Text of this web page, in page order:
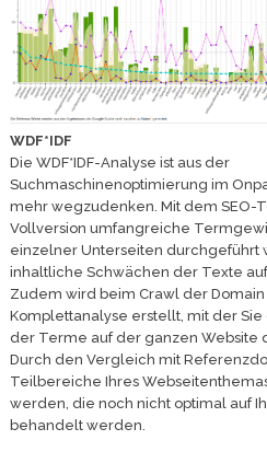
WDF*IDF
Die WDF*IDF-Analyse ist aus der
Suchmaschinenoptimierung im
mehr wegzudenken. Mit dem SEO-
Vollversion umfangreiche
einzelner Unterseiten durchgeführt
inhaltliche Schwächen der Texte
Zudem wird beim Crawl der
Komplettanalyse erstellt, mit der
der Terme auf der ganzen Website
Durch den Vergleich mit
Teilbereiche Ihres
werden, die noch nicht optimal auf
behandelt werden.